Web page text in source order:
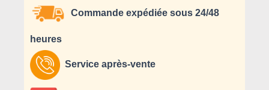
Commande expédiée sous 24/48
heures
Service après-vente